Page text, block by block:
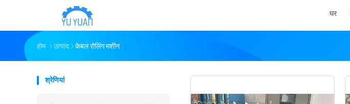
घर
होम उत्पाद केबल रोलिंग मशीन
श्रेणियां